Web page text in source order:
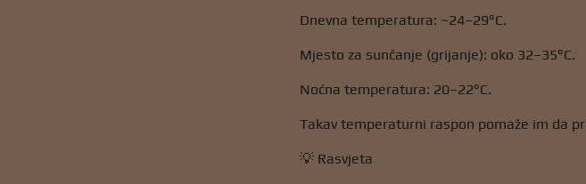
Dnevna temperatura: ~24–29°C.
Mjesto za sunčanje (grijanje): oko 32–35°C.
Noćna temperatura: 20–22°C.
Takav temperaturni raspon pomaže im da
💡 Rasvjeta